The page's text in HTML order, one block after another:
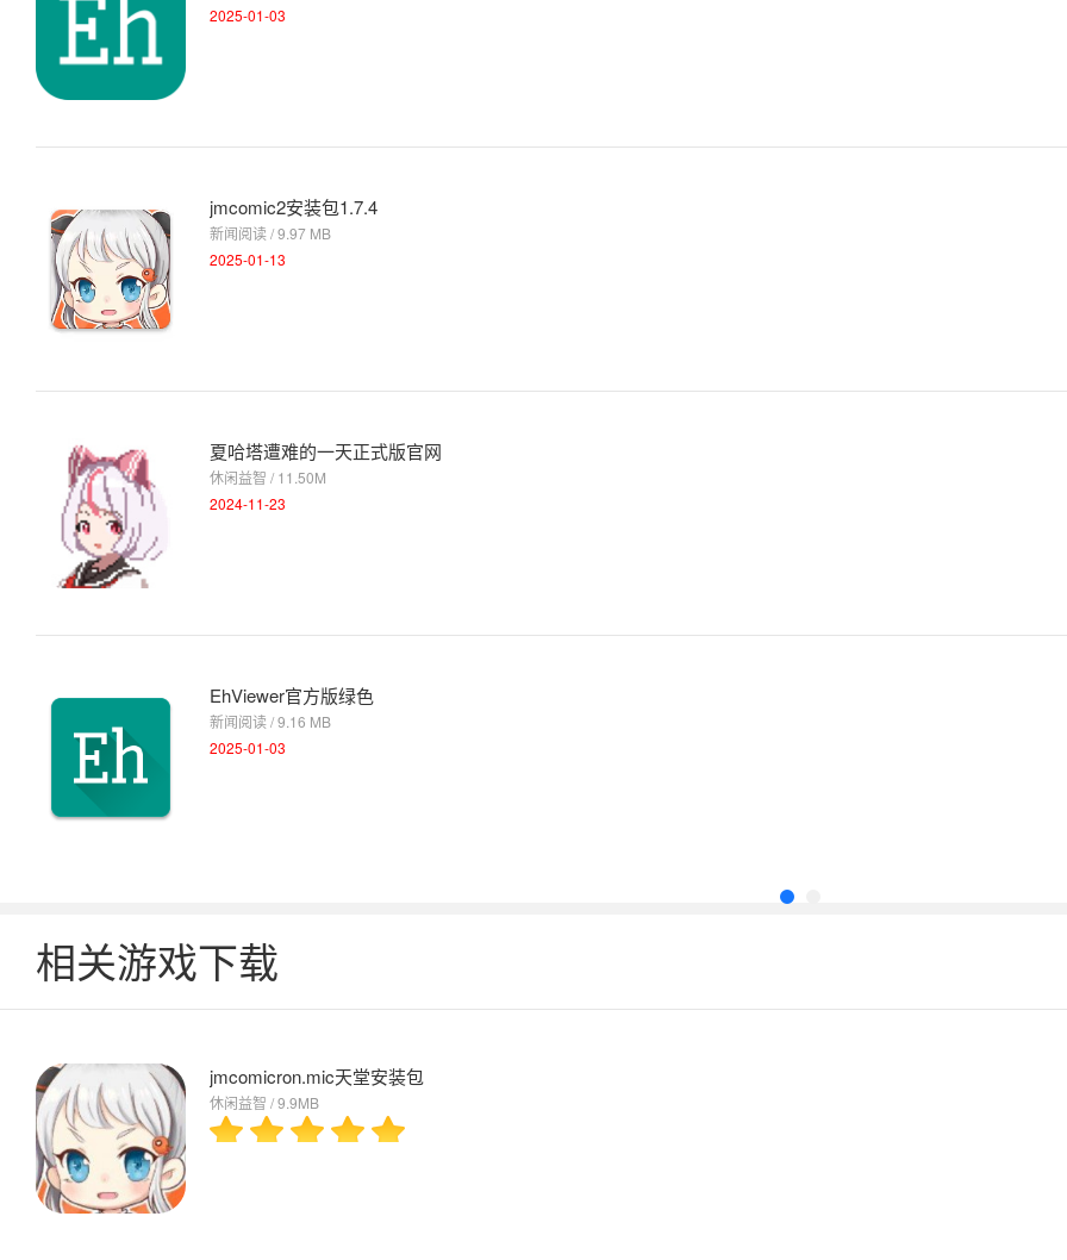
2025-01-03
jmcomic2安装包1.7.4
新闻阅读 / 9.97 MB
2025-01-13
夏哈塔遭难的一天正式版官网
休闲益智 / 11.50M
2024-11-23
EhViewer官方版绿色
新闻阅读 / 9.16 MB
2025-01-03
相关游戏下载
jmcomicron.mic天堂安装包
休闲益智 / 9.9MB